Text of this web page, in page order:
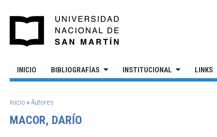
INICIO BIBLIOGRAFÍAS INSTITUCIONAL LINKS
SE ENCUENTRA USTED AQUÍ
Inicio »Autores
MACOR, DARÍO